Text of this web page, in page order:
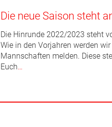
Die neue Saison steht
Die Hinrunde 2022/2023 steht
Wie in den Vorjahren werden wir
Mannschaften melden. Diese
Euch…